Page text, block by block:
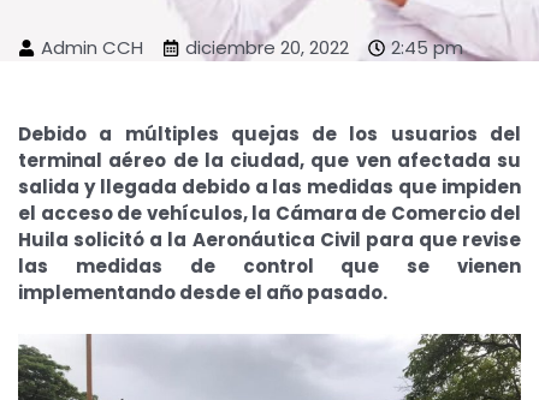
Admin CCH diciembre 20, 2022 2:45 pm
Debido a múltiples quejas de los usuarios del
terminal aéreo de la ciudad, que ven afectada su
salida y llegada debido a las medidas que impiden
el acceso de vehículos, la Cámara de Comercio del
Huila solicitó a la Aeronáutica Civil para que revise
las medidas de control que se vienen
implementando desde el año pasado.